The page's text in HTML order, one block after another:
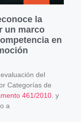
la
un marco
en
del
Categorías de
461/2010. y
a